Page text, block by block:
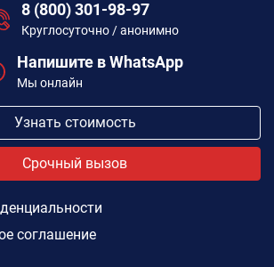
8 (800) 301-98-97
Круглосуточно / анонимно
Напишите в WhatsApp
Мы онлайн
Узнать стоимость
Срочный вызов
соглашение